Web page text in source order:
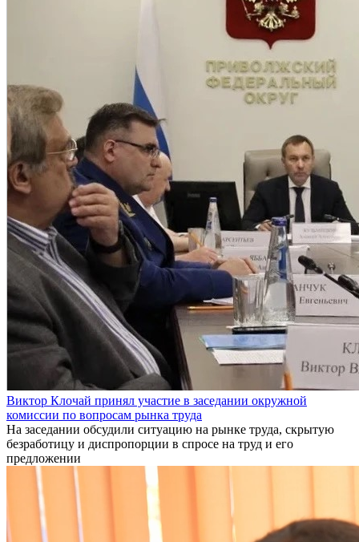
Виктор Клочай принял участие в заседании окружной
комиссии по вопросам рынка труда
На заседании обсудили ситуацию на рынке труда, скрытую
безработицу и диспропорции в спросе на труд и его
предложении